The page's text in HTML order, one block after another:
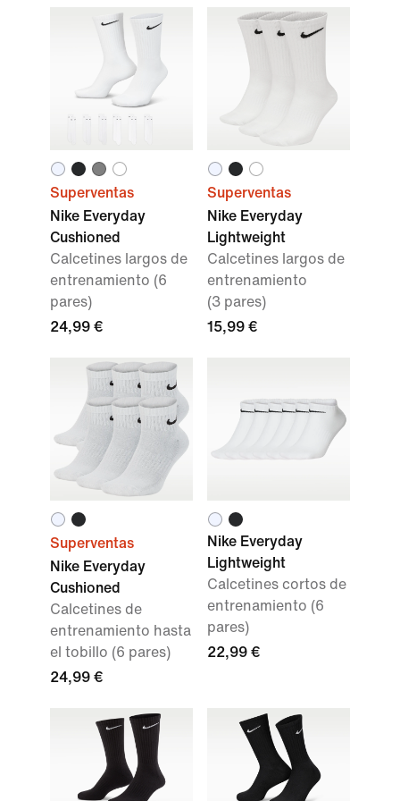
Superventas
Nike Everyday
Cushioned
Calcetines largos de
entrenamiento (6
pares)
24,99 €
Superventas
Nike Everyday
Lightweight
Calcetines largos de
entrenamiento
(3 pares)
15,99 €
Superventas
Nike Everyday
Cushioned
Calcetines de
entrenamiento hasta
el tobillo (6 pares)
24,99 €
Nike Everyday
Lightweight
Calcetines cortos de
entrenamiento (6
pares)
22,99 €